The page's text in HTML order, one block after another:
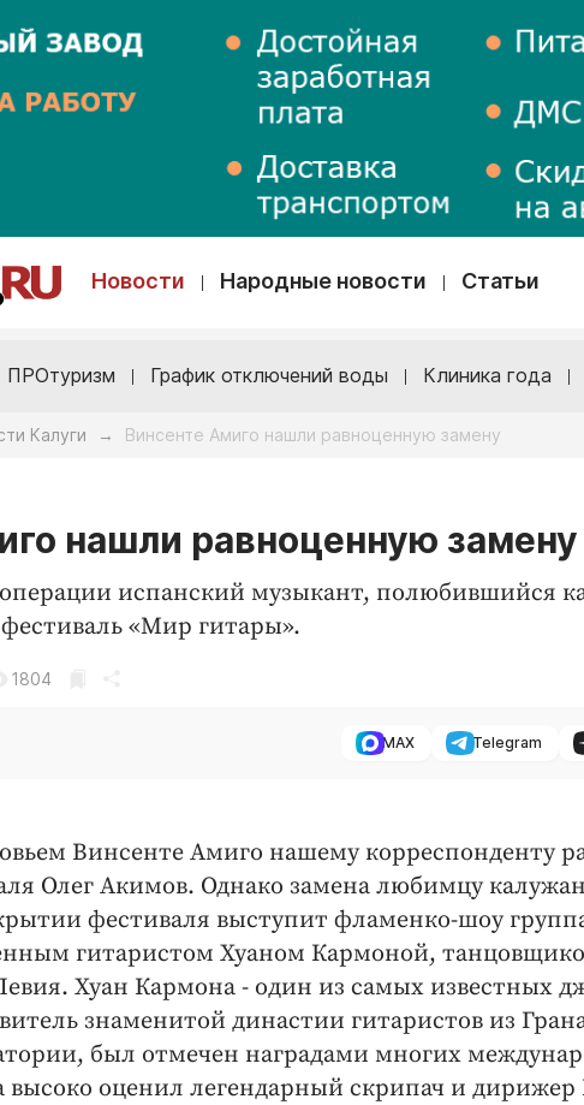
Новости Народные новости Статьи
ПРОтуризм График отключений воды Клиника года
Калуги → Винсенте Амиго нашли равноценную замену
нашли равноценную замену
испанский музыкант, полюбившийся
«Мир гитары».
1804
MAX Telegram
Винсенте Амиго нашему корреспонденту
Олег Акимов. Однако замена любимцу
фестиваля выступит фламенко-шоу
гитаристом Хуаном Кармоной,
Хуан Кармона - один из самых известных
знаменитой династии гитаристов из
был отмечен наградами многих
высоко оценил легендарный скрипач и